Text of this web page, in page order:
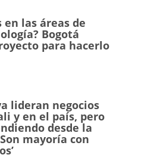
en las áreas de
Bogotá
para hacerlo
lideran negocios
y en el país, pero
desde la
mayoría con